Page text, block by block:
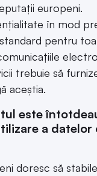
europeni.
în mod
pentru
trebuie să
aceștia.
este
a datelor
doresc să